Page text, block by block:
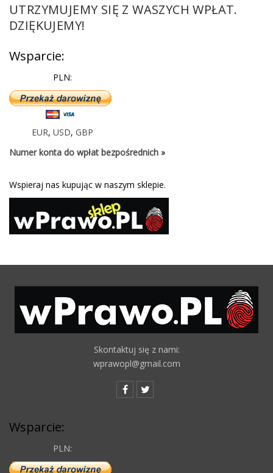
UTRZYMUJEMY SIĘ Z WASZYCH WPŁAT.
DZIĘKUJEMY!
Wsparcie:
PLN:
EUR, USD, GBP
Numer konta do wpłat bezpośrednich »
Wspieraj nas kupując w naszym sklepie.
Skontaktuj się z nami:
wprawopl@gmail.com
Wsparcie:
PLN: